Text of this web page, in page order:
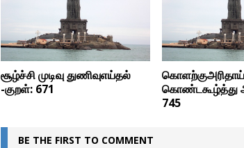
சூழ்ச்சி முடிவு துணிவுஎய்தல்
-குறள்: 671
கொளற்குஅரிதாய்
கொண்டகூழ்த்து
745
BE THE FIRST TO COMMENT